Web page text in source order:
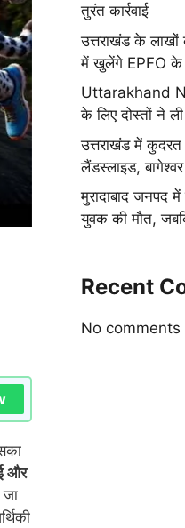
और
तुरंत कार्रवाई
उत्तराखंड के लाखों
में खुलेंगे EPFO के
Uttarakhand
के लिए दोस्तों ने
उत्तराखंड में कुदरत
लैंडस्लाइड,
मुरादाबाद जनपद
युवक की मौत,
Recent
No comments